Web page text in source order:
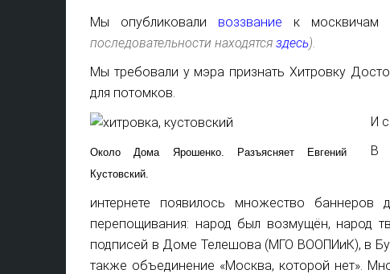
Мы опубликовали воззвание к москвичам
последовательности находятся здесь).
Мы требовали у мэра признать Хитровку
для потомков.
Около Дома Ярошенко. Разъясняет Евгений
Кустовский.
И
В
интернете появилось множество баннеров
перепощивания: народ был возмущён, народ
подписей в Доме Телешова (МГО ВООПИиК), в
также объединение «Москва, которой нет».